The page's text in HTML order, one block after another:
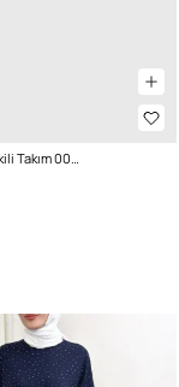
Volan Detay İkili Takım 0071 - LACİVERT